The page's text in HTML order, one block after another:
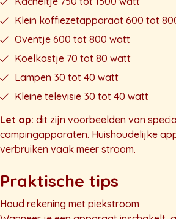
Klein koffiezetapparaat 600 tot
Oventje 600 tot 800 watt
Koelkastje 70 tot 80 watt
Lampen 30 tot 40 watt
Kleine televisie 30 tot 40 watt
Let op: dit zijn voorbeelden van
campingapparaten. Huishoudelijke
verbruiken vaak meer stroom.
Praktische tips
Houd rekening met piekstroom